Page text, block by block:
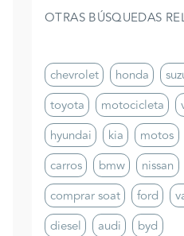
OTRAS BÚSQUEDAS
chevrolet honda
toyota
motocicleta
hyundai
kia motos
carros
bmw nissan
comprar soat
ford
diesel
audi byd